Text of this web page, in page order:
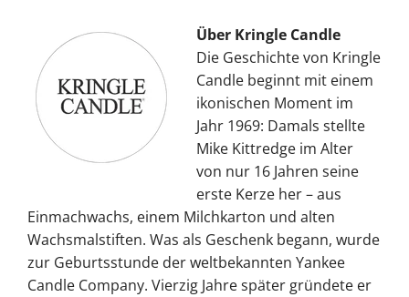
Über Kringle Candle
Die Geschichte von Kringle
Candle beginnt mit einem
ikonischen Moment im
Jahr 1969: Damals stellte
Mike Kittredge im Alter
von nur 16 Jahren seine
erste Kerze her – aus
Einmachwachs, einem Milchkarton und alten
Wachsmalstiften. Was als Geschenk begann, wurde
zur Geburtsstunde der weltbekannten Yankee
Candle Company. Vierzig Jahre später gründete er